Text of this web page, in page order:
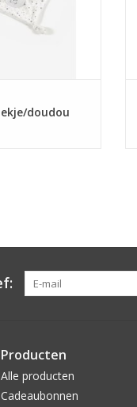
doudou
sterren
Producten
Alle producten
Cadeaubonnen